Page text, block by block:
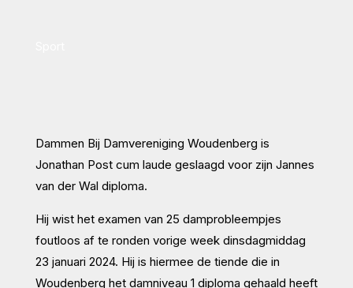
Dammen Bij Damvereniging Woudenberg is
Jonathan Post cum laude geslaagd voor zijn Jannes
van der Wal diploma.
Hij wist het examen van 25 damprobleempjes
foutloos af te ronden vorige week dinsdagmiddag
23 januari 2024. Hij is hiermee de tiende die in
Woudenberg het damniveau 1 diploma gehaald heeft